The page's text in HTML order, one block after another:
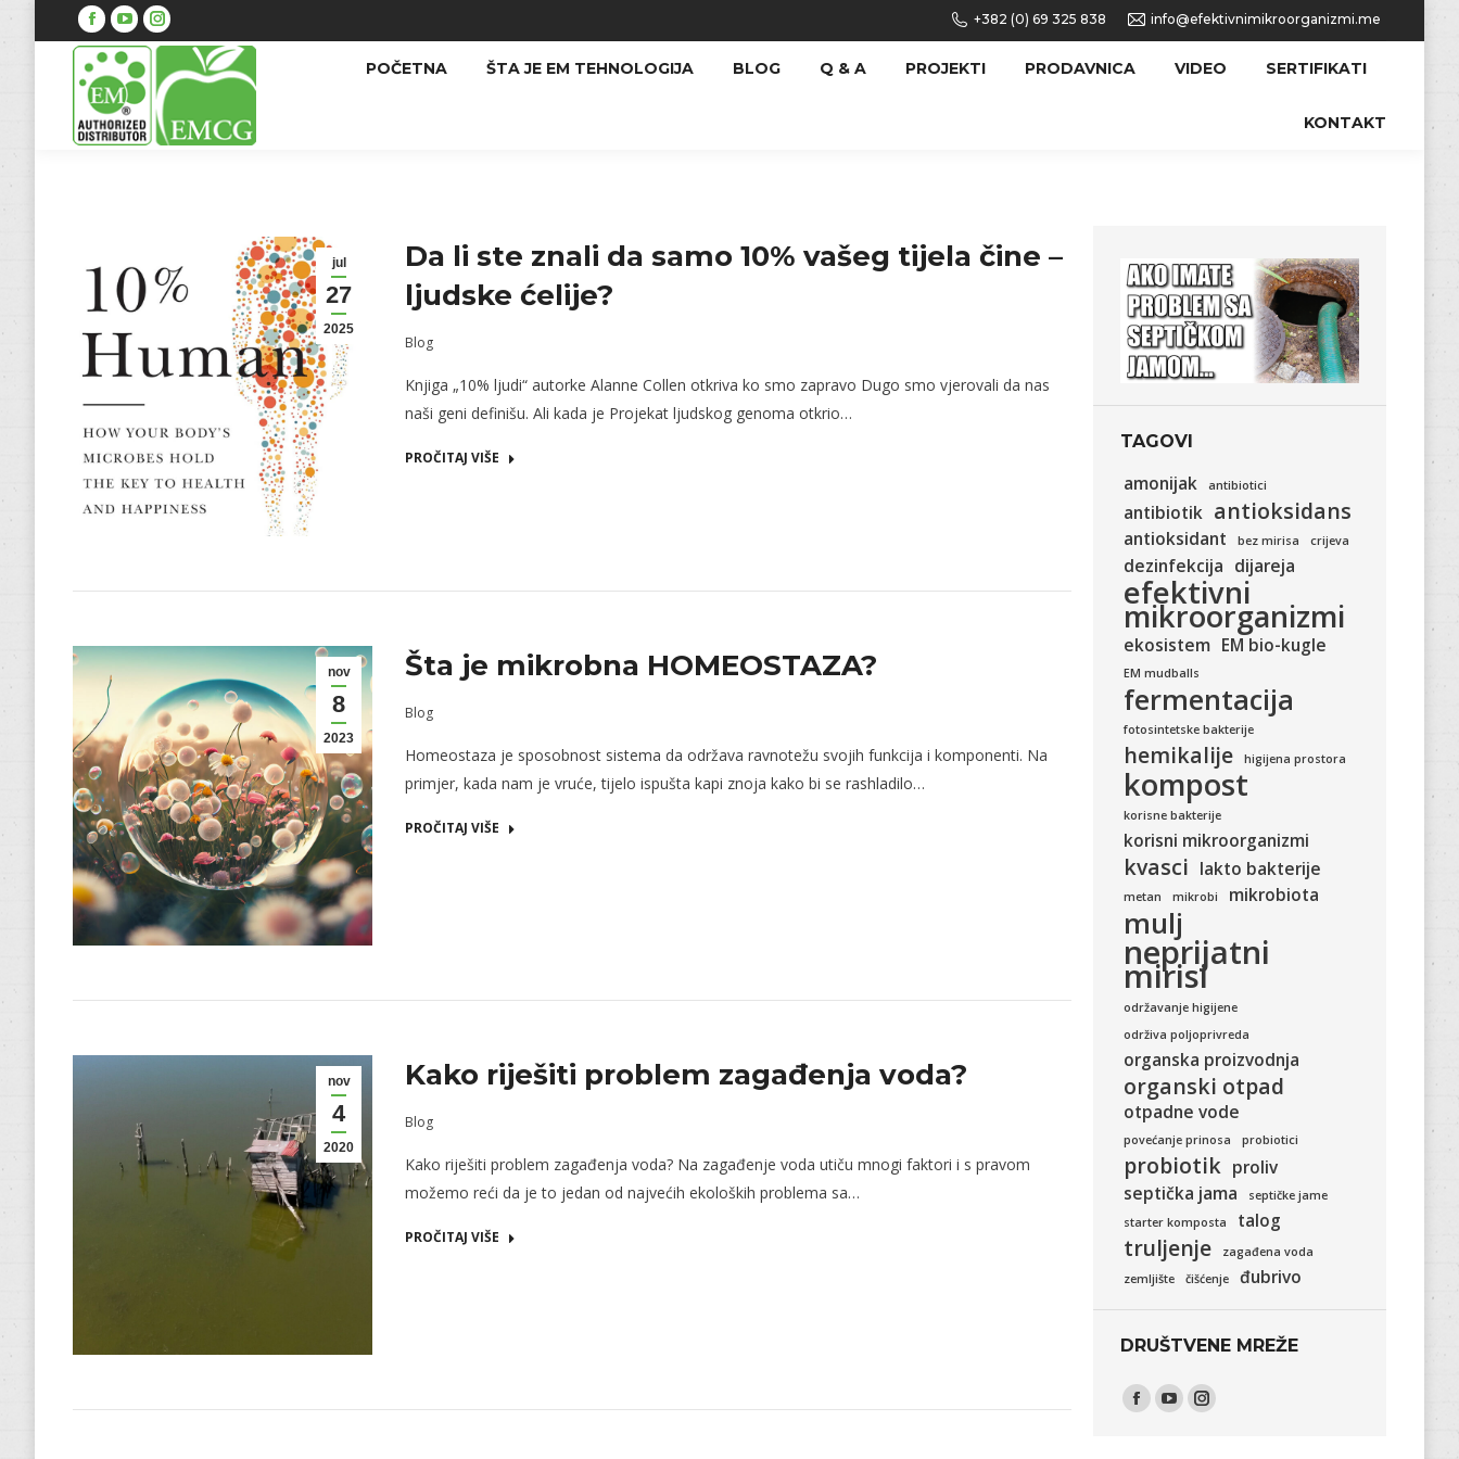
Facebook
YouTubeInstagram
+382 (0) 69 325 838 info@efektivnimikroorganizmi.me
POČETNA ŠTA JE EM TEHNOLOGIJA BLOG Q & A PROJEKTI PRODAVNICA VIDEO SERTIFIKATI
KONTAKT
jul
27
2025
Da li ste znali da samo 10% vašeg tijela čine –
ljudske ćelije?
Blog
Knjiga „10% ljudi“ autorke Alanne Collen otkriva ko smo zapravo Dugo smo vjerovali da nas
naši geni definišu. Ali kada je Projekat ljudskog genoma otkrio…
PROČITAJ VIŠE
nov
8
2023
Šta je mikrobna HOMEOSTAZA?
Blog
Homeostaza je sposobnost sistema da održava ravnotežu svojih funkcija i komponenti. Na
primjer, kada nam je vruće, tijelo ispušta kapi znoja kako bi se rashladilo…
PROČITAJ VIŠE
nov
4
2020
Kako riješiti problem zagađenja voda?
Blog
Kako riješiti problem zagađenja voda? Na zagađenje voda utiču mnogi faktori i s pravom
možemo reći da je to jedan od najvećih ekoloških problema sa…
PROČITAJ VIŠE
TAGOVI
amonijak antibiotici
antibiotik antioksidans
antioksidant bez mirisa crijeva
dezinfekcija dijareja
efektivni
mikroorganizmi
ekosistem EM bio-kugle
EM mudballs
fermentacija
fotosintetske bakterije
hemikalije higijena prostora
kompost
korisne bakterije
korisni mikroorganizmi
kvasci lakto bakterije
metan mikrobi mikrobiota
mulj
neprijatni
mirisi
održavanje higijene
održiva poljoprivreda
organska proizvodnja
organski otpad
otpadne vode
povećanje prinosa probiotici
probiotik proliv
septička jama
septičke jame
starter komposta
talog
truljenje
zagađena voda
zemljište
čišćenje đubrivo
DRUŠTVENE MREŽE
Find us on:
Facebook
YouTubeInstagram